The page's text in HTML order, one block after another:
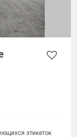
этикеток